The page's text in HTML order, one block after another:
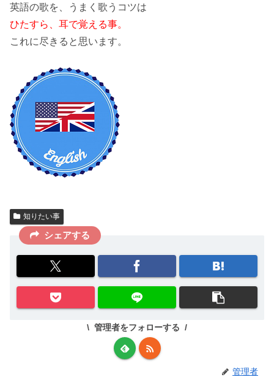
英語の歌を、うまく歌うコツは
ひたすら、耳で覚える事。
これに尽きると思います。
知りたい事
シェアする
管理者をフォローする
管理者